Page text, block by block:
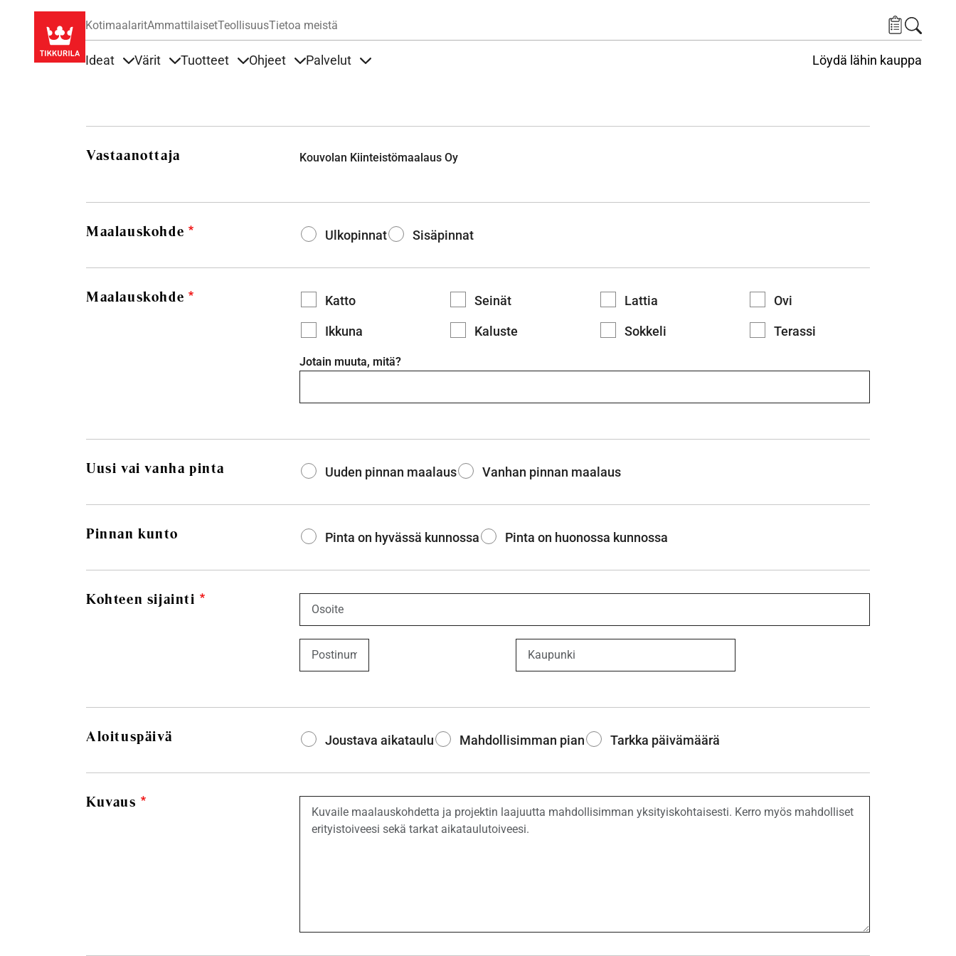
KotimaalaritAmmattilaisetTeollisuusTietoa meistä
Ideat Värit Tuotteet Ohjeet Palvelut Löydä lähin kauppa
Vastaanottaja Kouvolan Kiinteistömaalaus Oy
Maalauskohde Ulkopinnat Sisäpinnat
Maalauskohde Katto Seinät Lattia Ovi
Ikkuna Kaluste Sokkeli Terassi
Jotain muuta, mitä?
Uusi vai vanha pinta Uuden pinnan maalaus Vanhan pinnan maalaus
Pinnan kunto Pinta on hyvässä kunnossa Pinta on huonossa kunnossa
Kohteen sijainti
Aloituspäivä Joustava aikataulu Mahdollisimman pian Tarkka päivämäärä
Kuvaus